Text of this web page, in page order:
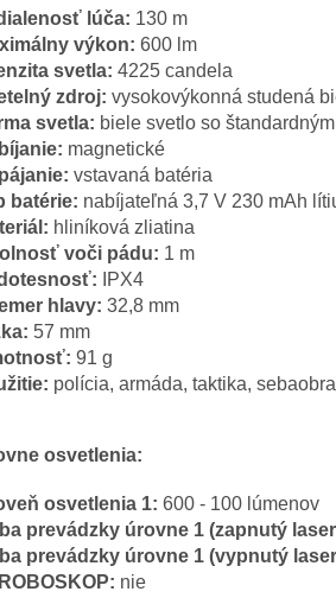
lúča: 130 m
výkon: 600 lm
svetla: 4225 candela
zdroj: vysokovýkonná studená
svetla: biele svetlo so
magnetické
vstavaná batéria
batérie: nabíjateľná 3,7 V 230 mAh
hliníková zliatina
voči pádu: 1 m
IPX4
hlavy: 32,8 mm
57 mm
91 g
polícia, armáda, taktika,
osvetlenia:
osvetlenia 1: 600 - 100 lúmenov
prevádzky úrovne 1 (zapnutý
prevádzky úrovne 1 (vypnutý
nie